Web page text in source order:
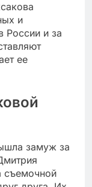
и
России и за
ее
замуж за
съемочной